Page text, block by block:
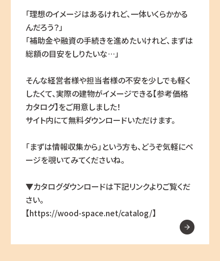
「理想のイメージはあるけれど、一体いくらかかる
んだろう？」
「補助金や融資の手続きを進めたいけれど、まずは
総額の目安をしりたいな…」
そんな経営者様や担当者様の不安を少しでも軽く
したくて、実際の建物がイメージできる【参考価格
カタログ】をご用意しました！
サイト内にて無料ダウンロードいただけます。
「まずは情報収集から」という方も、どうぞ気軽にペ
ージを覗いてみてくださいね。
▼カタログダウンロードは下記リンクよりご覧くだ
さい。
【https://wood-space.net/catalog/】